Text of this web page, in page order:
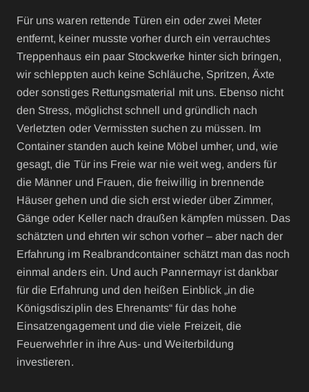
Für uns waren rettende Türen ein oder zwei Meter
entfernt, keiner musste vorher durch ein verrauchtes
Treppenhaus ein paar Stockwerke hinter sich bringen,
wir schleppten auch keine Schläuche, Spritzen, Äxte
oder sonstiges Rettungsmaterial mit uns. Ebenso nicht
den Stress, möglichst schnell und gründlich nach
Verletzten oder Vermissten suchen zu müssen. Im
Container standen auch keine Möbel umher, und, wie
gesagt, die Tür ins Freie war nie weit weg, anders für
die Männer und Frauen, die freiwillig in brennende
Häuser gehen und die sich erst wieder über Zimmer,
Gänge oder Keller nach draußen kämpfen müssen. Das
schätzten und ehrten wir schon vorher – aber nach der
Erfahrung im Realbrandcontainer schätzt man das noch
einmal anders ein. Und auch Pannermayr ist dankbar
für die Erfahrung und den heißen Einblick „in die
Königsdisziplin des Ehrenamts“ für das hohe
Einsatzengagement und die viele Freizeit, die
Feuerwehrler in ihre Aus- und Weiterbildung
investieren.